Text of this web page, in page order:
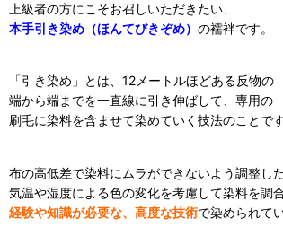
上級者の方にこそお召しいただきたい、
本手引き染め（ほんてびきぞめ） の襦袢です。
「引き染め」とは、12メートルほどある反物の
端から端までを一直線に引き伸ばして、専用の
刷毛に染料を含ませて染めていく技法のことです
布の高低差で染料にムラができないよう調整した
気温や湿度による色の変化を考慮して染料を調
経験や知識が必要な、高度な技術で染められて